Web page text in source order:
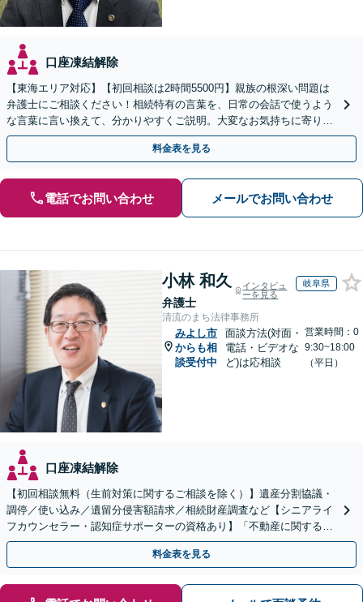
口座凍結解除
【東海エリア対応】【初回相談は2時間5500円】親族の根深い問題は
弁護士にご相談ください！相続特有の言葉を、日常の会話で使うよう
な言葉に言い換えて、分かりやすくご説明。大変なお気持ちに寄り添
い、納得できる解決を目指します
料金表を見る
電話でお問い合わせ メールでお問い合わせ
小林 和久
弁護士
インタビュ
ーを見る
岐阜県
清流のまち法律事務所
みよし市
からも相
談受付中
面談方法(対面・
電話・ビデオな
ど)は応相談
営業時間：0
9:30~18:00
（平日）
口座凍結解除
【初回相談無料（生前対策に関するご相談を除く）】遺産分割協議・
調停／使い込み／遺留分侵害額請求／相続財産調査など【シニアライ
フカウンセラー・認知症サポーターの資格あり】「不動産に関する相
続もお任せください」【当日・夜間相談可（要相談）】
料金表を見る